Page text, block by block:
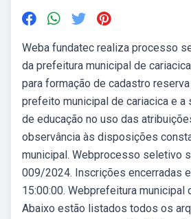
Weba fundatec realiza processo
da prefeitura municipal de
para formação de cadastro
prefeito municipal de cariacica e a
de educação no uso das
observância às disposições
municipal. Webprocesso seletivo
009/2024. Inscrições encerradas
15:00:00. Webprefeitura municipal
Abaixo estão listados todos os